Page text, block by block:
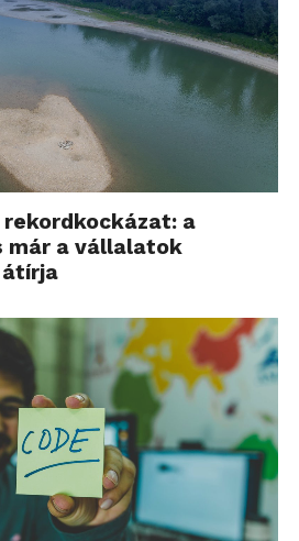
rekordkockázat: a
már a vállalatok
átírja